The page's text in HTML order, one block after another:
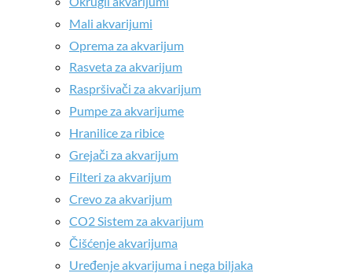
Mali akvarijumi
Oprema za akvarijum
Rasveta za akvarijum
Raspršivači za akvarijum
Pumpe za akvarijume
Hranilice za ribice
Grejači za akvarijum
Filteri za akvarijum
Crevo za akvarijum
CO2 Sistem za akvarijum
Čišćenje akvarijuma
Uređenje akvarijuma i nega biljaka